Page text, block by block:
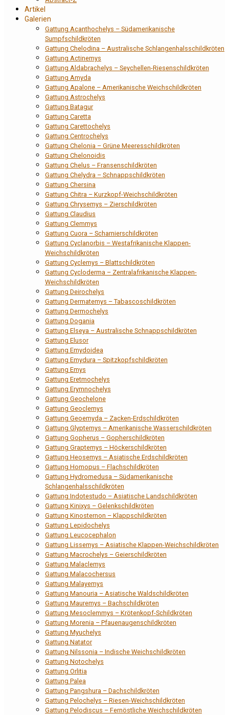
Artikel
Galerien
Gattung Acanthochelys – Südamerikanische
Sumpfschildkröten
Gattung Chelodina – Australische Schlangenhalsschildkröten
Gattung Actinemys
Gattung Aldabrachelys – Seychellen-Riesenschildkröten
Gattung Amyda
Gattung Apalone – Amerikanische Weichschildkröten
Gattung Astrochelys
Gattung Batagur
Gattung Caretta
Gattung Carettochelys
Gattung Centrochelys
Gattung Chelonia – Grüne Meeresschildkröten
Gattung Chelonoidis
Gattung Chelus – Fransenschildkröten
Gattung Chelydra – Schnappschildkröten
Gattung Chersina
Gattung Chitra – Kurzkopf-Weichschildkröten
Gattung Chrysemys – Zierschildkröten
Gattung Claudius
Gattung Clemmys
Gattung Cuora – Scharnierschildkröten
Gattung Cyclanorbis – Westafrikanische Klappen-
Weichschildkröten
Gattung Cyclemys – Blattschildkröten
Gattung Cycloderma – Zentralafrikanische Klappen-
Weichschildkröten
Gattung Deirochelys
Gattung Dermatemys – Tabascoschildkröten
Gattung Dermochelys
Gattung Dogania
Gattung Elseya – Australische Schnappschildkröten
Gattung Elusor
Gattung Emydoidea
Gattung Emydura – Spitzkopfschildkröten
Gattung Emys
Gattung Eretmochelys
Gattung Erymnochelys
Gattung Geochelone
Gattung Geoclemys
Gattung Geoemyda – Zacken-Erdschildkröten
Gattung Glyptemys – Amerikanische Wasserschildkröten
Gattung Gopherus – Gopherschildkröten
Gattung Graptemys – Höckerschildkröten
Gattung Heosemys – Asiatische Erdschildkröten
Gattung Homopus – Flachschildkröten
Gattung Hydromedusa – Südamerikanische
Schlangenhalsschildkröten
Gattung Indotestudo – Asiatische Landschildkröten
Gattung Kinixys – Gelenkschildkröten
Gattung Kinosternon – Klappschildkröten
Gattung Lepidochelys
Gattung Leucocephalon
Gattung Lissemys – Asiatische Klappen-Weichschildkröten
Gattung Macrochelys – Geierschildkröten
Gattung Malaclemys
Gattung Malacochersus
Gattung Malayemys
Gattung Manouria – Asiatische Waldschildkröten
Gattung Mauremys – Bachschildkröten
Gattung Mesoclemmys – Krötenkopf-Schildkröten
Gattung Morenia – Pfauenaugenschildkröten
Gattung Myuchelys
Gattung Natator
Gattung Nilssonia – Indische Weichschildkröten
Gattung Notochelys
Gattung Orlitia
Gattung Palea
Gattung Pangshura – Dachschildkröten
Gattung Pelochelys – Riesen-Weichschildkröten
Gattung Pelodiscus – Fernöstliche Weichschildkröten